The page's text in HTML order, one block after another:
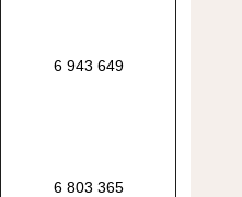
6 943 649
6 803 365